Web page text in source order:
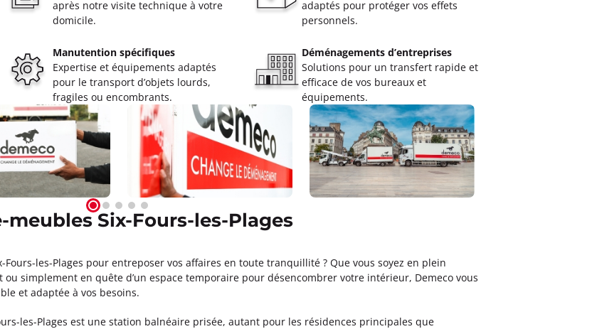
Appeler
Brignoles
Appeler
après notre visite technique à votre
domicile.
adaptés pour protéger vos effets
personnels.
Manutention spécifiques
Expertise et équipements adaptés
pour le transport d’objets lourds,
fragiles ou encombrants.
Déménagements d’entreprises
Solutions pour un transfert rapide et
efficace de vos bureaux et
équipements.
meubles Six-Fours-les-Plages
Fours-les-Plages pour entreposer vos affaires en toute tranquillité ? Que vous soyez en plein
simplement en quête d’un espace temporaire pour désencombrer votre intérieur, Demeco vous
et adaptée à vos besoins.
les-Plages est une station balnéaire prisée, autant pour les résidences principales que